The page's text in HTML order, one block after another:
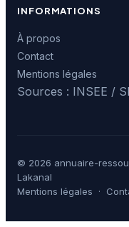
INFORMATIONS
À propos
Contact
Mentions légales
Sources : INSEE /
© 2026 annuaire-
Lakanal
Mentions légales ·